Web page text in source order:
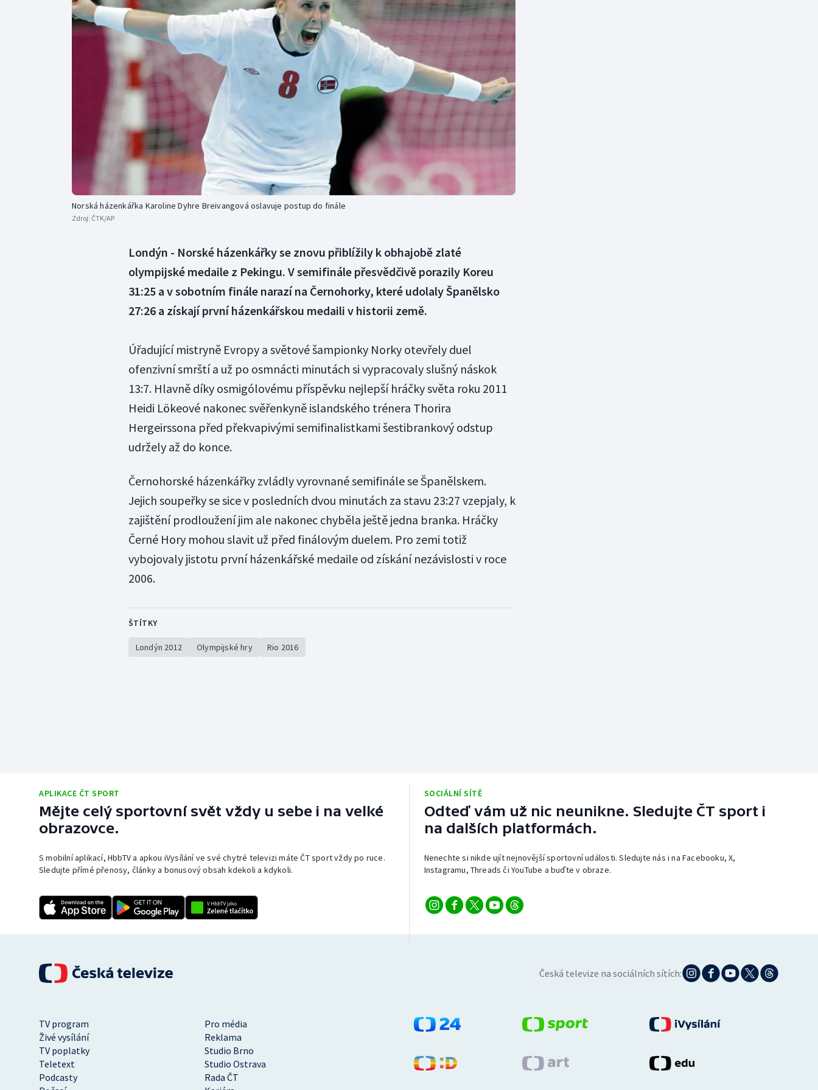
Dostihy
Florbal
Futsal
Golf
Gymnastika
Moderní pětiboj
Motorsport
Olympijské hry
Parasport
Plavání
Plážový volejbal
Triatlon
Veslování
Volejbal
Ostatní
Norská házenkářka Karoline Dyhre Breivangová oslavuje postup do finále
Zdroj: ČTK/AP
Londýn - Norské házenkářky se znovu přiblížily k obhajobě zlaté
olympijské medaile z Pekingu. V semifinále přesvědčivě porazily Koreu
31:25 a v sobotním finále narazí na Černohorky, které udolaly Španělsko
27:26 a získají první házenkářskou medaili v historii země.
Úřadující mistryně Evropy a světové šampionky Norky otevřely duel
ofenzivní smrští a už po osmnácti minutách si vypracovaly slušný náskok
13:7. Hlavně díky osmigólovému příspěvku nejlepší hráčky světa roku 2011
Heidi Lökeové nakonec svěřenkyně islandského trénera Thorira
Hergeirssona před překvapivými semifinalistkami šestibrankový odstup
udržely až do konce.
Černohorské házenkářky zvládly vyrovnané semifinále se Španělskem.
Jejich soupeřky se sice v posledních dvou minutách za stavu 23:27 vzepjaly, k
zajištění prodloužení jim ale nakonec chyběla ještě jedna branka. Hráčky
Černé Hory mohou slavit už před finálovým duelem. Pro zemi totiž
vybojovaly jistotu první házenkářské medaile od získání nezávislosti v roce
2006.
ŠTÍTKY
Londýn 2012 Olympijské hry Rio 2016
APLIKACE ČT SPORT
Mějte celý sportovní svět vždy u sebe i na velké
obrazovce.
S mobilní aplikací, HbbTV a apkou iVysílání ve své chytré televizi máte ČT sport vždy po ruce.
Sledujte přímé přenosy, články a bonusový obsah kdekoli a kdykoli.
SOCIÁLNÍ SÍTĚ
Odteď vám už nic neunikne. Sledujte ČT sport i
na dalších platformách.
Nenechte si nikde ujít nejnovější sportovní události. Sledujte nás i na Facebooku, X,
Instagramu, Threads či YouTube a buďte v obraze.
Česká televize na sociálních sítích:
TV program
Pro média
Živé vysílání
Reklama
TV poplatky
Studio Brno
Teletext
Studio Ostrava
Podcasty
Rada ČT